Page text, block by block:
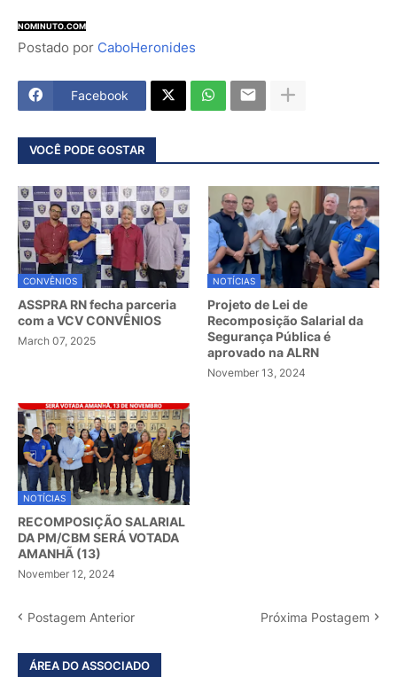
NOMINUTO.COM
Postado por CaboHeronides
Facebook
VOCÊ PODE GOSTAR
CONVÊNIOS
ASSPRA RN fecha parceria
com a VCV CONVÊNIOS
March 07, 2025
NOTÍCIAS
Projeto de Lei de
Recomposição Salarial da
Segurança Pública é
aprovado na ALRN
November 13, 2024
NOTÍCIAS
RECOMPOSIÇÃO SALARIAL
DA PM/CBM SERÁ VOTADA
AMANHÃ (13)
November 12, 2024
Postagem Anterior Próxima Postagem
ÁREA DO ASSOCIADO